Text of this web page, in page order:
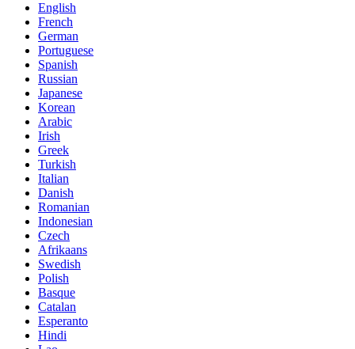
English
French
German
Portuguese
Spanish
Russian
Japanese
Korean
Arabic
Irish
Greek
Turkish
Italian
Danish
Romanian
Indonesian
Czech
Afrikaans
Swedish
Polish
Basque
Catalan
Esperanto
Hindi